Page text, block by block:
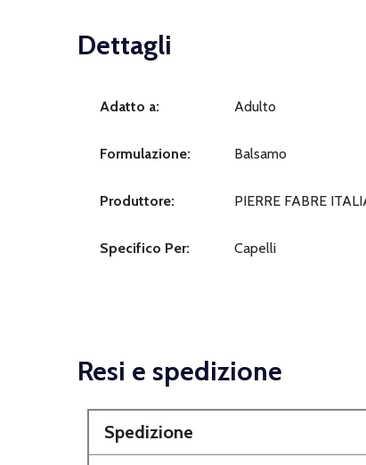
Dettagli
Adatto a: Adulto
Formulazione: Balsamo
Produttore: PIERRE FABRE
Specifico Per: Capelli
Resi e spedizione
Spedizione